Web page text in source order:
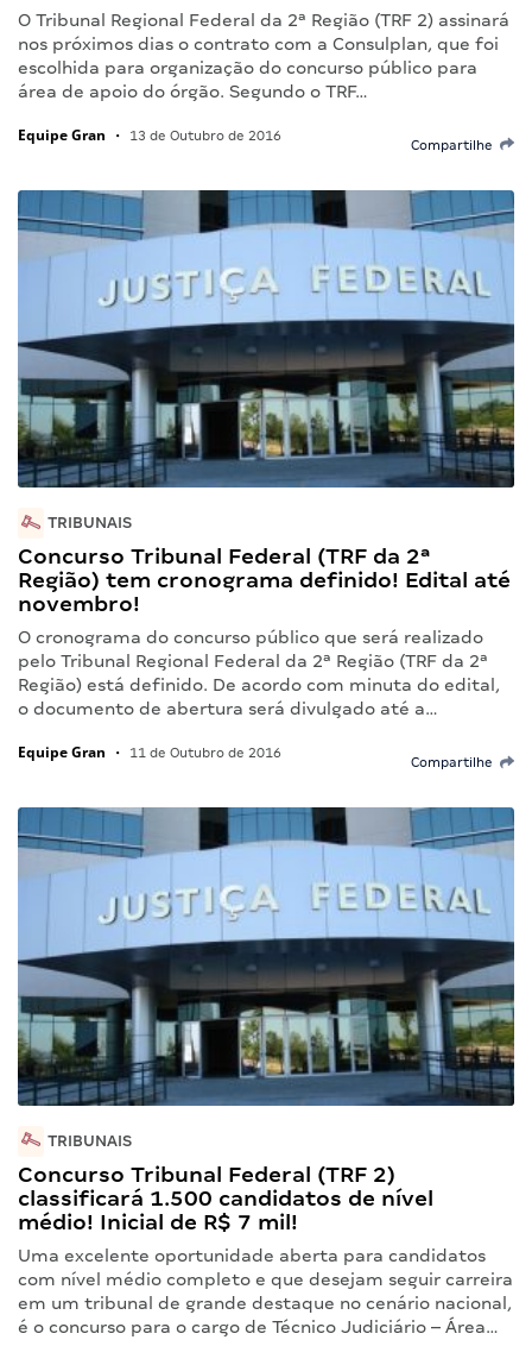
O Tribunal Regional Federal da 2ª Região (TRF 2) assinará
nos próximos dias o contrato com a Consulplan, que foi
escolhida para organização do concurso público para
área de apoio do órgão. Segundo o TRF…
Equipe Gran • 13 de Outubro de 2016
Compartilhe
TRIBUNAIS
Concurso Tribunal Federal (TRF da 2ª
Região) tem cronograma definido! Edital até
novembro!
O cronograma do concurso público que será realizado
pelo Tribunal Regional Federal da 2ª Região (TRF da 2ª
Região) está definido. De acordo com minuta do edital,
o documento de abertura será divulgado até a…
Equipe Gran • 11 de Outubro de 2016
Compartilhe
TRIBUNAIS
Concurso Tribunal Federal (TRF 2)
classificará 1.500 candidatos de nível
médio! Inicial de R$ 7 mil!
Uma excelente oportunidade aberta para candidatos
com nível médio completo e que desejam seguir carreira
em um tribunal de grande destaque no cenário nacional,
é o concurso para o cargo de Técnico Judiciário – Área…